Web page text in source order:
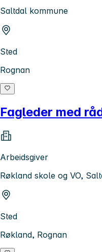
Saltdal kommune
Sted
Rognan
Fagleder med
Arbeidsgiver
Røkland skole og VO,
Sted
Røkland, Rognan